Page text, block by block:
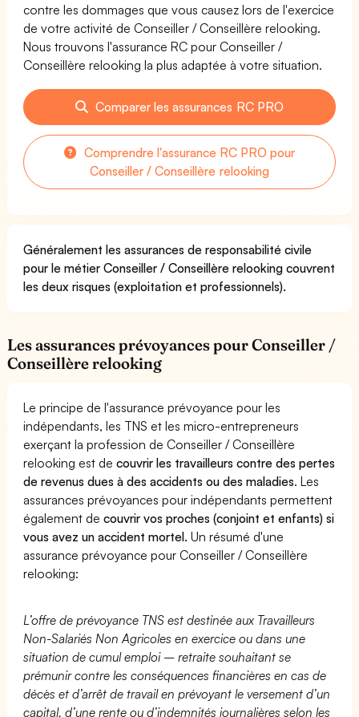
contre les dommages que vous causez lors de l'exercice
de votre activité de Conseiller / Conseillère relooking.
Nous trouvons l'assurance RC pour Conseiller /
Conseillère relooking la plus adaptée à votre situation.
Comparer les assurances RC PRO
Comprendre l'assurance RC PRO pour
Conseiller / Conseillère relooking
Généralement les assurances de responsabilité civile
pour le métier Conseiller / Conseillère relooking couvrent
les deux risques (exploitation et professionnels).
Les assurances prévoyances pour Conseiller /
Conseillère relooking
Le principe de l'assurance prévoyance pour les
indépendants, les TNS et les micro-entrepreneurs
exerçant la profession de Conseiller / Conseillère
relooking est decouvrir les travailleurs contre des pertes
de revenus dues à des accidents ou des maladies. Les
assurances prévoyances pour indépendants permettent
également decouvrir vos proches (conjoint et enfants) si
vous avez un accident mortel. Un résumé d'une
assurance prévoyance pour Conseiller / Conseillère
relooking:
L’offre de prévoyance TNS est destinée aux Travailleurs
Non-Salariés Non Agricoles en exercice ou dans une
situation de cumul emploi – retraite souhaitant se
prémunir contre les conséquences financières en cas de
décès et d’arrêt de travail en prévoyant le versement d’un
capital, d’une rente ou d’indemnités journalières selon les